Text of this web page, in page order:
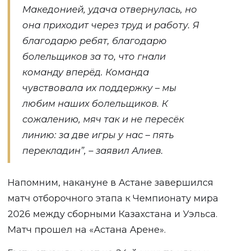
Македонией, удача отвернулась, но
она приходит через труд и работу. Я
благодарю ребят, благодарю
болельщиков за то, что гнали
команду вперёд. Команда
чувствовала их поддержку – мы
любим наших болельщиков. К
сожалению, мяч так и не пересёк
линию: за две игры у нас – пять
перекладин”, – заявил Алиев.
Напомним, накануне в Астане завершился
матч отборочного этапа к Чемпионату мира
2026 между сборными Казахстана и Уэльса.
Матч прошел на «Астана Арене».